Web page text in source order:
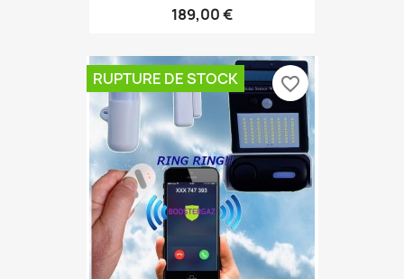
189,00 €
RUPTURE DE STOCK favorite_border